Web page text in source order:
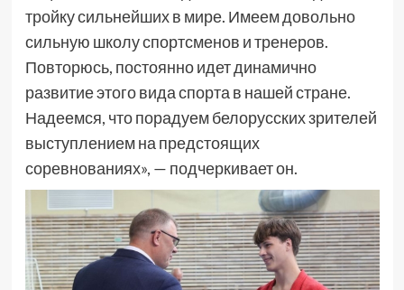
тройку сильнейших в мире. Имеем довольно
сильную школу спортсменов и тренеров.
Повторюсь, постоянно идет динамично
развитие этого вида спорта в нашей стране.
Надеемся, что порадуем белорусских зрителей
выступлением на предстоящих
соревнованиях», — подчеркивает он.